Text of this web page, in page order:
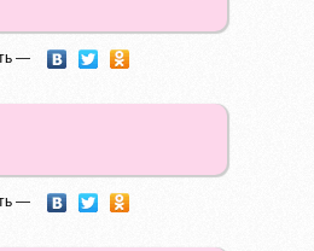
—
—